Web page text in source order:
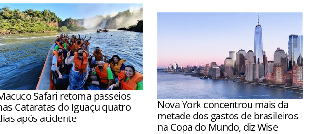
Safari retoma passeios
Cataratas do Iguaçu quatro
após acidente
Nova York concentrou mais da
metade dos gastos de brasileiros
na Copa do Mundo, diz Wise